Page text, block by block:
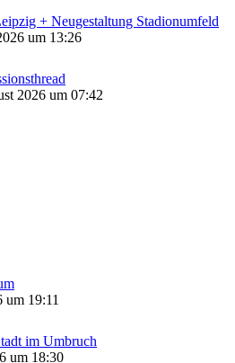
+ Neugestaltung Stadionumfeld
um 13:26
2026 um 07:42
um 19:11
im Umbruch
um 18:30